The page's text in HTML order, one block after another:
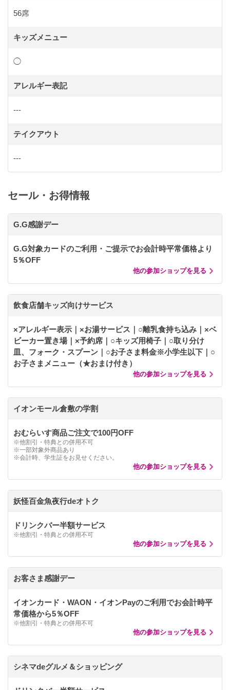
56席
キッズメニュー
◯
アレルギー表記
---
テイクアウト
---
セール・お得情報
G.G感謝デー
G.G対象カードのご利用・ご提示でお会計時平常価格より
5％OFF
他の参加ショップを見る
飲食店舗キッズ向けサービス
×アレルギー表示｜×お湯サービス｜○離乳食持ち込み｜×ベ
ビーカー置き場｜×予約席｜○キッズ用椅子｜○取り分け
皿、フォーク・スプーン｜○お子さま料金※小学生以下｜○
お子さまメニュー（★おまけ付き）
他の参加ショップを見る
イオンモール倉敷の学割
おむらいす商品ご注文で100円OFF
※他割引・特典との併用不可
※一部対象外商品あり
※会計時、学生証をお見せください。
他の参加ショップを見る
妖怪百金魚夜行deオトク
ドリンクバー半額サービス
※他割引・特典との併用不可
他の参加ショップを見る
お客さま感謝デー
イオンカード・WAON・イオンPayのご利用でお会計時平
常価格から5％OFF
※他割引・特典との併用不可
他の参加ショップを見る
シネマdeグルメ＆ショッピング